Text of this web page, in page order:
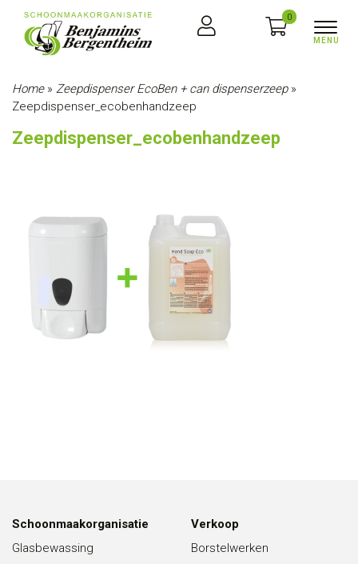
0
Home» Zeepdispenser EcoBen + can dispenserzeep»
Zeepdispenser_ecobenhandzeep
Zeepdispenser_ecobenhandzeep
Schoonmaakorganisatie
Glasbewassing
Verkoop
Borstelwerken